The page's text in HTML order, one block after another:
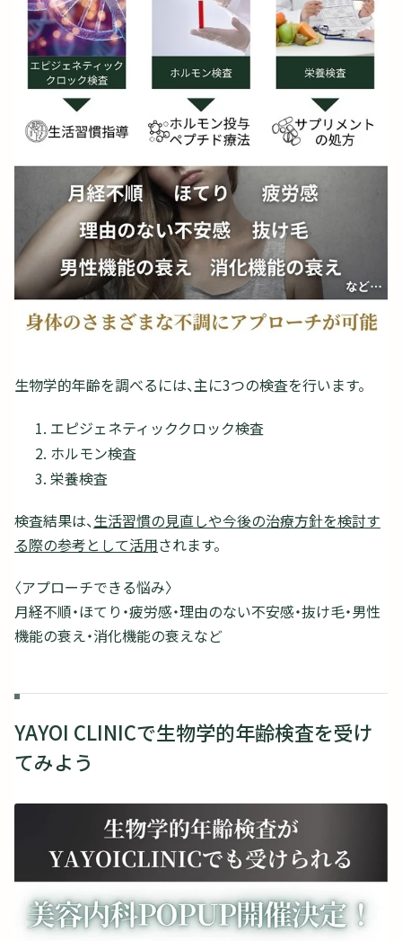
生物学的年齢を調べるには、主に3つの検査を行います。
エピジェネティッククロック検査
ホルモン検査
栄養検査
検査結果は、生活習慣の見直しや今後の治療方針を検討す
る際の参考として活用されます。
〈アプローチできる悩み〉
月経不順・ほてり・疲労感・理由のない不安感・抜け毛・男性
機能の衰え・消化機能の衰えなど
YAYOI CLINICで生物学的年齢検査を受け
てみよう